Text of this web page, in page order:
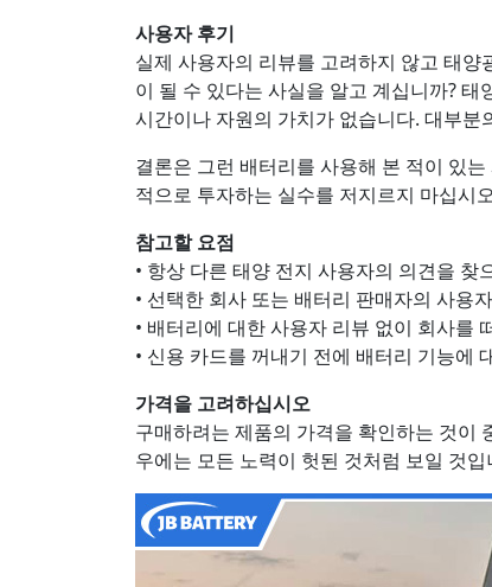
사용자 후기
실제 사용자의 리뷰를 고려하지 않고 태
이 될 수 있다는 사실을 알고 계십니까?
시간이나 자원의 가치가 없습니다. 대부
결론은 그런 배터리를 사용해 본 적이 있
적으로 투자하는 실수를 저지르지 마십시
참고할 요점
• 항상 다른 태양 전지 사용자의 의견을 찾
• 선택한 회사 또는 배터리 판매자의 사용
• 배터리에 대한 사용자 리뷰 없이 회사를
• 신용 카드를 꺼내기 전에 배터리 기능에
가격을 고려하십시오
구매하려는 제품의 가격을 확인하는 것이
우에는 모든 노력이 헛된 것처럼 보일 것